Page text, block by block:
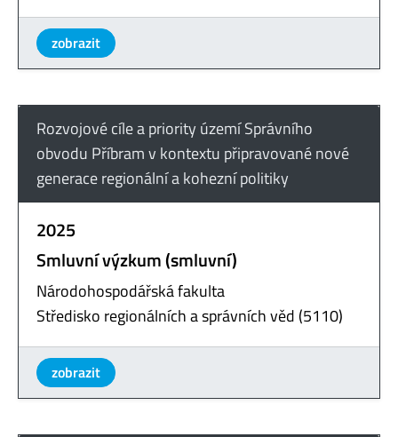
zobrazit
Rozvojové cíle a priority území Správního
obvodu Příbram v kontextu připravované nové
generace regionální a kohezní politiky
2025
Smluvní výzkum (smluvní)
Národohospodářská fakulta
Středisko regionálních a správních věd (5110)
zobrazit